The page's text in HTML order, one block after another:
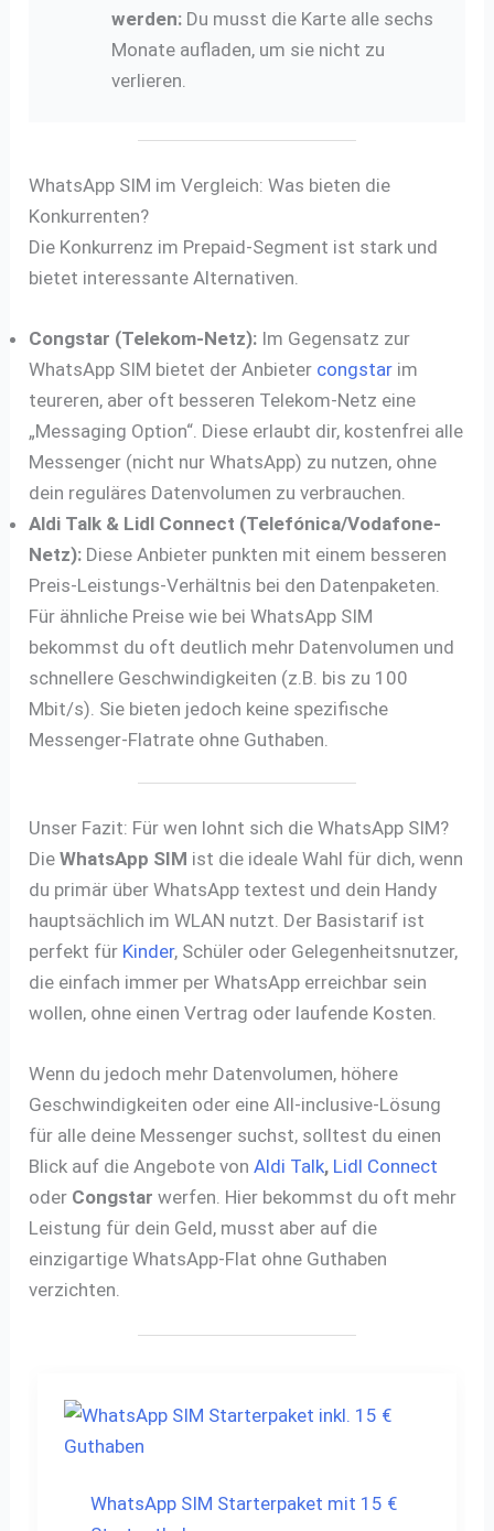
werden: Du musst die Karte alle sechs
Monate aufladen, um sie nicht zu
verlieren.
WhatsApp SIM im Vergleich: Was bieten die
Konkurrenten?
Die Konkurrenz im Prepaid-Segment ist stark und
bietet interessante Alternativen.
Congstar (Telekom-Netz): Im Gegensatz zur
WhatsApp SIM bietet der Anbieter congstar im
teureren, aber oft besseren Telekom-Netz eine
„Messaging Option“. Diese erlaubt dir, kostenfrei alle
Messenger (nicht nur WhatsApp) zu nutzen, ohne
dein reguläres Datenvolumen zu verbrauchen.
Aldi Talk & Lidl Connect (Telefónica/Vodafone-
Netz): Diese Anbieter punkten mit einem besseren
Preis-Leistungs-Verhältnis bei den Datenpaketen.
Für ähnliche Preise wie bei WhatsApp SIM
bekommst du oft deutlich mehr Datenvolumen und
schnellere Geschwindigkeiten (z.B. bis zu 100
Mbit/s). Sie bieten jedoch keine spezifische
Messenger-Flatrate ohne Guthaben.
Unser Fazit: Für wen lohnt sich die WhatsApp SIM?
DieWhatsApp SIM ist die ideale Wahl für dich, wenn
du primär über WhatsApp textest und dein Handy
hauptsächlich im WLAN nutzt. Der Basistarif ist
perfekt für Kinder, Schüler oder Gelegenheitsnutzer,
die einfach immer per WhatsApp erreichbar sein
wollen, ohne einen Vertrag oder laufende Kosten.
Wenn du jedoch mehr Datenvolumen, höhere
Geschwindigkeiten oder eine All-inclusive-Lösung
für alle deine Messenger suchst, solltest du einen
Blick auf die Angebote vonAldi Talk, Lidl Connect
oder Congstar werfen. Hier bekommst du oft mehr
Leistung für dein Geld, musst aber auf die
einzigartige WhatsApp-Flat ohne Guthaben
verzichten.
WhatsApp SIM Starterpaket mit 15 €